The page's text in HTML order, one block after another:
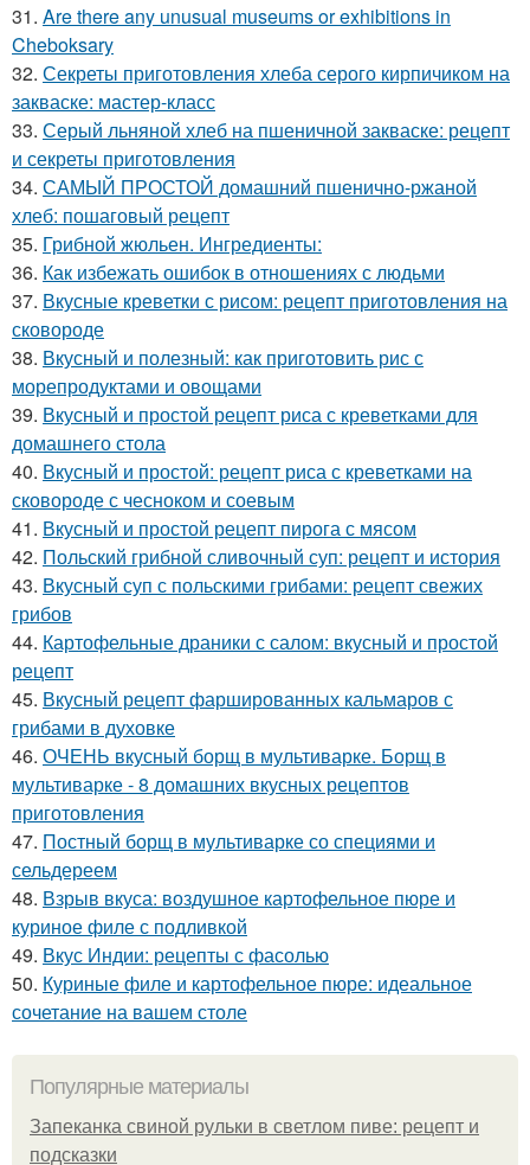
31. Are there any unusual museums or exhibitions in
Cheboksary
32. Секреты приготовления хлеба серого кирпичиком на
закваске: мастер-класс
33. Серый льняной хлеб на пшеничной закваске: рецепт
и секреты приготовления
34. САМЫЙ ПРОСТОЙ домашний пшенично-ржаной
хлеб: пошаговый рецепт
35. Грибной жюльен. Ингредиенты:
36. Как избежать ошибок в отношениях с людьми
37. Вкусные креветки с рисом: рецепт приготовления на
сковороде
38. Вкусный и полезный: как приготовить рис с
морепродуктами и овощами
39. Вкусный и простой рецепт риса с креветками для
домашнего стола
40. Вкусный и простой: рецепт риса с креветками на
сковороде с чесноком и соевым
41. Вкусный и простой рецепт пирога с мясом
42. Польский грибной сливочный суп: рецепт и история
43. Вкусный суп с польскими грибами: рецепт свежих
грибов
44. Картофельные драники с салом: вкусный и простой
рецепт
45. Вкусный рецепт фаршированных кальмаров с
грибами в духовке
46. ОЧЕНЬ вкусный борщ в мультиварке. Борщ в
мультиварке - 8 домашних вкусных рецептов
приготовления
47. Постный борщ в мультиварке со специями и
сельдереем
48. Взрыв вкуса: воздушное картофельное пюре и
куриное филе с подливкой
49. Вкус Индии: рецепты с фасолью
50. Куриные филе и картофельное пюре: идеальное
сочетание на вашем столе
Популярные материалы
Запеканка свиной рульки в светлом пиве: рецепт и
подсказки